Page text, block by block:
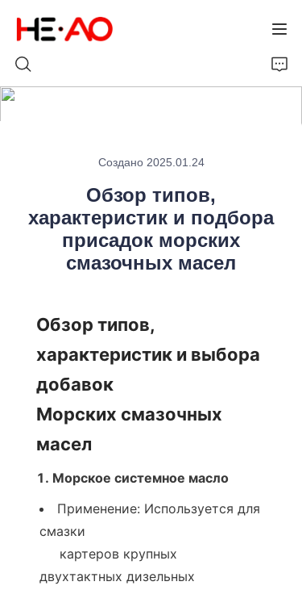
Создано 2025.01.24
Обзор типов,
характеристик и подбора
присадок морских
смазочных масел
Обзор типов,
характеристик и выбора
добавок
Морских смазочных
масел
1. Морское системное масло
Применение: Используется для
смазки
двухтактных дизельных
О нас